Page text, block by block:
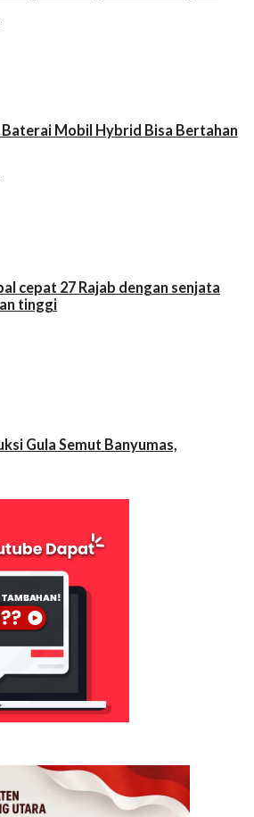
Baterai Mobil Hybrid Bisa Bertahan
cepat 27 Rajab dengan senjata
tinggi
Gula Semut Banyumas,